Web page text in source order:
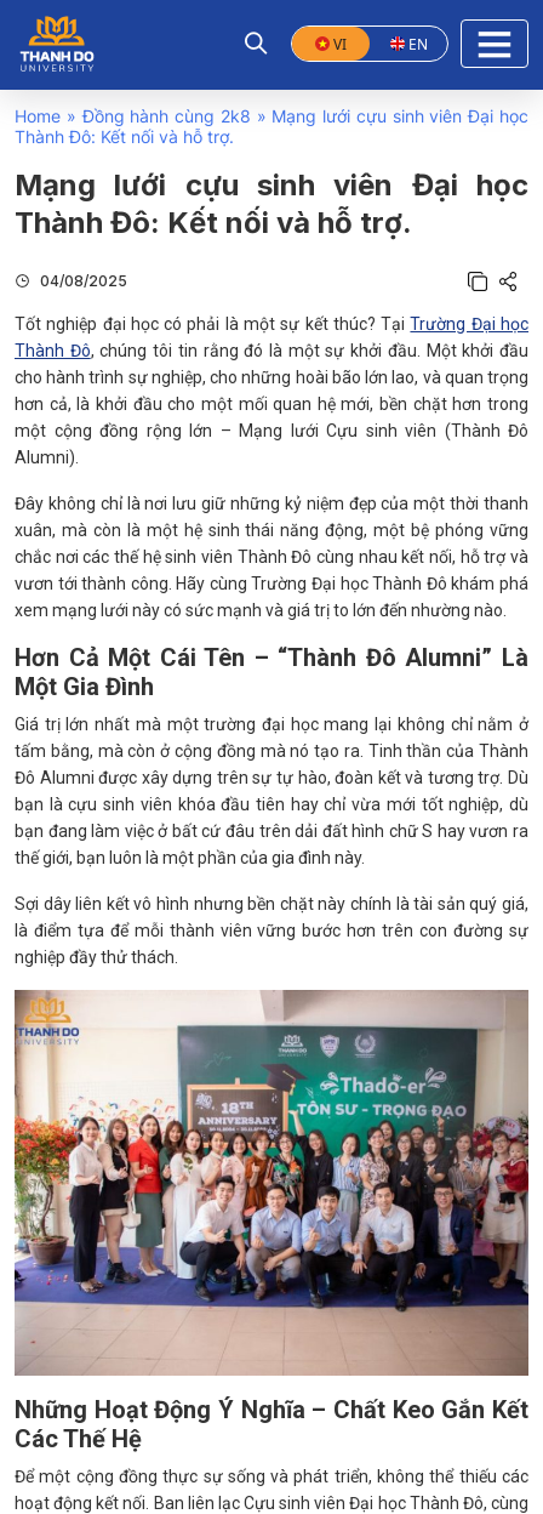
VI EN
Home »Đồng hành cùng 2k8 » Mạng lưới cựu sinh viên Đại học
Thành Đô: Kết nối và hỗ trợ.
Mạng lưới cựu sinh viên Đại học
Thành Đô: Kết nối và hỗ trợ.
04/08/2025
Tốt nghiệp đại học có phải là một sự kết thúc? TạiTrường Đại học
Thành Đô, chúng tôi tin rằng đó là một sự khởi đầu. Một khởi đầu
cho hành trình sự nghiệp, cho những hoài bão lớn lao, và quan trọng
hơn cả, là khởi đầu cho một mối quan hệ mới, bền chặt hơn trong
một cộng đồng rộng lớn – Mạng lưới Cựu sinh viên (Thành Đô
Alumni).
Đây không chỉ là nơi lưu giữ những kỷ niệm đẹp của một thời thanh
xuân, mà còn là một hệ sinh thái năng động, một bệ phóng vững
chắc nơi các thế hệ sinh viên Thành Đô cùng nhau kết nối, hỗ trợ và
vươn tới thành công. Hãy cùng Trường Đại học Thành Đô khám phá
xem mạng lưới này có sức mạnh và giá trị to lớn đến nhường nào.
Hơn Cả Một Cái Tên – “Thành Đô Alumni” Là
Một Gia Đình
Giá trị lớn nhất mà một trường đại học mang lại không chỉ nằm ở
tấm bằng, mà còn ở cộng đồng mà nó tạo ra. Tinh thần của Thành
Đô Alumni được xây dựng trên sự tự hào, đoàn kết và tương trợ. Dù
bạn là cựu sinh viên khóa đầu tiên hay chỉ vừa mới tốt nghiệp, dù
bạn đang làm việc ở bất cứ đâu trên dải đất hình chữ S hay vươn ra
thế giới, bạn luôn là một phần của gia đình này.
Sợi dây liên kết vô hình nhưng bền chặt này chính là tài sản quý giá,
là điểm tựa để mỗi thành viên vững bước hơn trên con đường sự
nghiệp đầy thử thách.
Những Hoạt Động Ý Nghĩa – Chất Keo Gắn Kết
Các Thế Hệ
Để một cộng đồng thực sự sống và phát triển, không thể thiếu các
hoạt động kết nối. Ban liên lạc Cựu sinh viên Đại học Thành Đô, cùng